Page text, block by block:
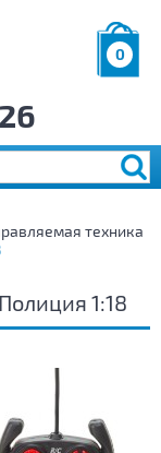
0
р.
техника
1:18